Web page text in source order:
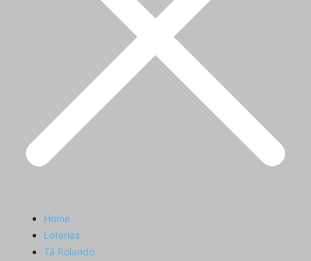
Home
Loterias
Tá Rolando